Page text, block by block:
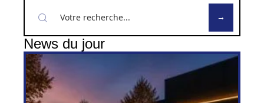
News du jour